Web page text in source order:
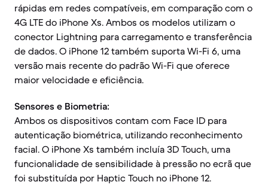
rápidas em redes compatíveis, em comparação com o
4G LTE do iPhone Xs. Ambos os modelos utilizam o
conector Lightning para carregamento e transferência
de dados. O iPhone 12 também suporta Wi-Fi 6, uma
versão mais recente do padrão Wi-Fi que oferece
maior velocidade e eficiência.
Sensores e Biometria:
Ambos os dispositivos contam com Face ID para
autenticação biométrica, utilizando reconhecimento
facial. O iPhone Xs também incluía 3D Touch, uma
funcionalidade de sensibilidade à pressão no ecrã que
foi substituída por Haptic Touch no iPhone 12.